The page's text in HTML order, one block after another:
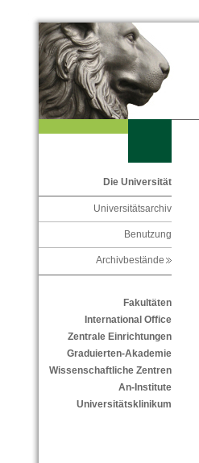
Die Universität
Universitätsarchiv
Benutzung
Archivbestände
Fakultäten
International Office
Zentrale Einrichtungen
Graduierten-Akademie
Wissenschaftliche Zentren
An-Institute
Universitätsklinikum